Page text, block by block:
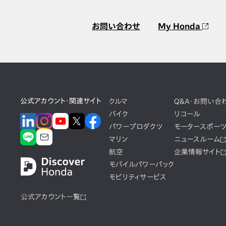
お問い合わせ My Honda
公式アカウント・関連サイト
公式アカウント一覧
クルマ
バイク
パワープロダクツ
マリン
航空
モバイルパワーパック
モビリティサービス
Q&A・お問い合
リコール
モータースポーツ
ニュースルーム
企業情報サイト